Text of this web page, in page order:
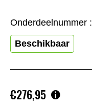
€276,95
Onderdeelnummer :
Beschikbaar